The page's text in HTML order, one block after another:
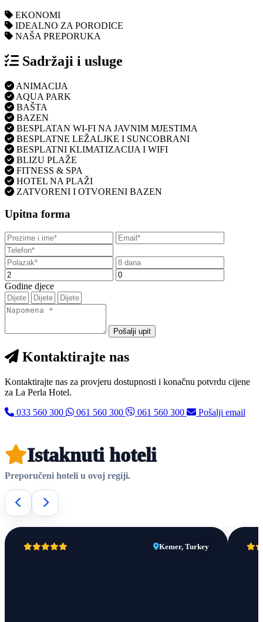
EKONOMI
IDEALNO ZA PORODICE
NAŠA PREPORUKA
Sadržaji i usluge
ANIMACIJA
AQUA PARK
BAŠTA
BAZEN
BESPLATAN WI-FI NA JAVNIM MJESTIMA
BESPLATNE LEŽALJKE I SUNCOBRANI
BESPLATNI KLIMATIZACIJA I WIFI
BLIZU PLAŽE
FITNESS & SPA
HOTEL NA PLAŽI
ZATVORENI I OTVORENI BAZEN
Upitna forma
Godine djece
Pošalji upit
Kontaktirajte nas
Kontaktirajte nas za provjeru dostupnosti i konačnu potvrdu cijene
za La Perla Hotel.
033 560 300
061 560 300 061 560 300 Pošalji email
Istaknuti hoteli
Preporučeni hoteli u ovoj regiji.
Kemer, Turkey